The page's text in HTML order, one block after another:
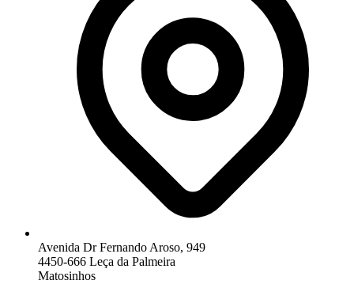
Avenida Dr Fernando Aroso, 949
4450-666 Leça da Palmeira
Matosinhos